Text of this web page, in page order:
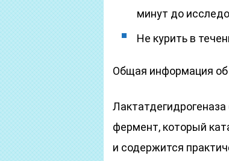
минут до
Не курить в
Общая информация
фермент, который
и содержится